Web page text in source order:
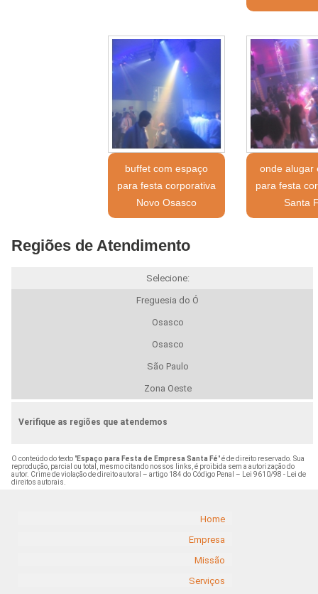
buffet com espaço
para festa corporativa
Novo Osasco
onde alugar
para festa
Santa
Regiões de Atendimento
Selecione:
Freguesia do Ó
Osasco
Osasco
São Paulo
Zona Oeste
Verifique as regiões que atendemos
O conteúdo do texto "Espaço para Festa de Empresa Santa Fé" é de direito reservado. Sua
reprodução, parcial ou total, mesmo citando nossos links, é proibida sem a autorização do
autor. Crime de violação de direito autoral – artigo 184 do Código Penal – Lei 9610/98 - Lei de
direitos autorais.
Home
Empresa
Missão
Serviços